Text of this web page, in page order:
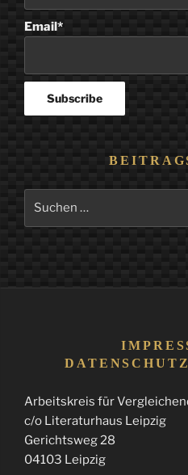
Email*
Arbeitskreis für
c/o Literaturhaus Leipzig
Gerichtsweg 28
04103 Leipzig